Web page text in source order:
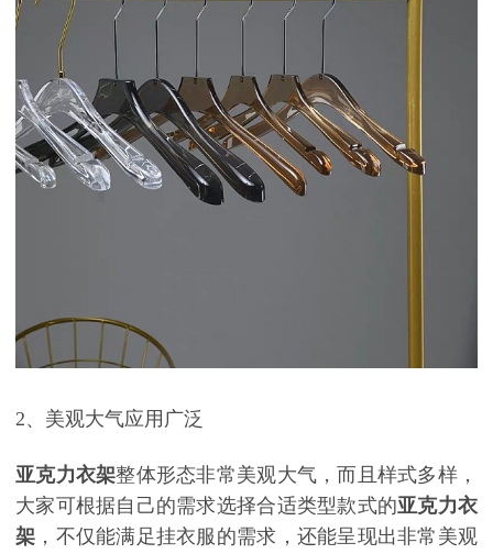
2、美观大气应用广泛
亚克力衣架整体形态非常美观大气，而且样式多样，
大家可根据自己的需求选择合适类型款式的亚克力衣
架 ，不仅能满足挂衣服的需求，还能呈现出非常美观